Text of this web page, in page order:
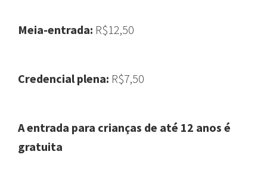
Meia-entrada: R$12,50
Credencial plena: R$7,50
A entrada para crianças de até 12 anos é
gratuita